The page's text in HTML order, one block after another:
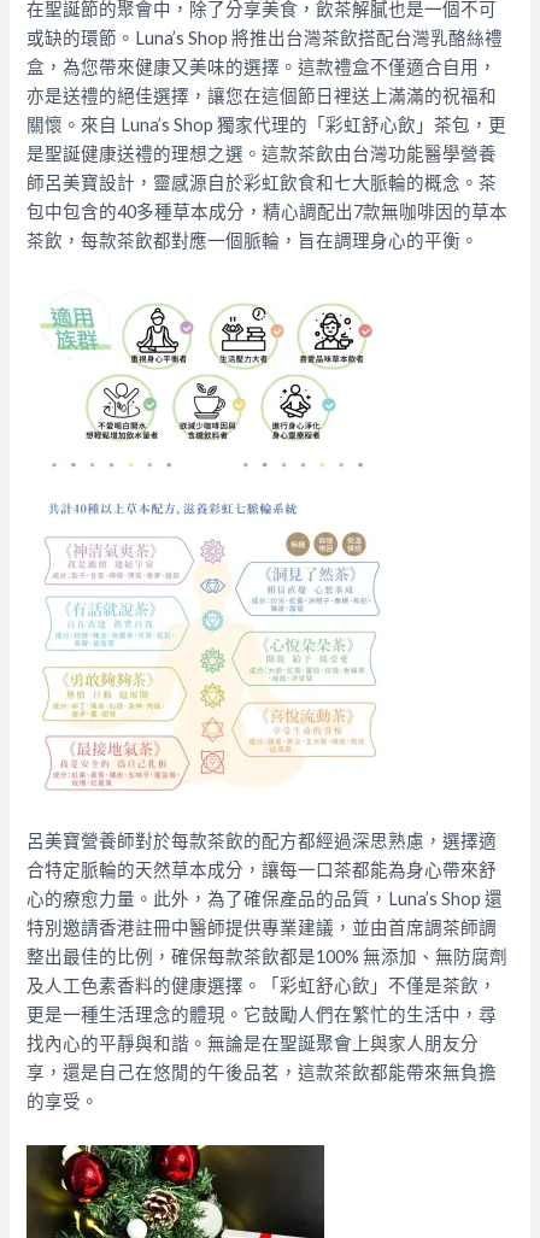
在聖誕節的聚會中，除了分享美食，飲茶解膩也是一個不可
或缺的環節。Luna’s Shop 將推出台灣茶飲搭配台灣乳酪絲禮
盒，為您帶來健康又美味的選擇。這款禮盒不僅適合自用，
亦是送禮的絕佳選擇，讓您在這個節日裡送上滿滿的祝福和
關懷。來自 Luna’s Shop 獨家代理的「彩虹舒心飲」茶包，更
是聖誕健康送禮的理想之選。這款茶飲由台灣功能醫學營養
師呂美寶設計，靈感源自於彩虹飲食和七大脈輪的概念。茶
包中包含的40多種草本成分，精心調配出7款無咖啡因的草本
茶飲，每款茶飲都對應一個脈輪，旨在調理身心的平衡。
呂美寶營養師對於每款茶飲的配方都經過深思熟慮，選擇適
合特定脈輪的天然草本成分，讓每一口茶都能為身心帶來舒
心的療愈力量。此外，為了確保產品的品質，Luna’s Shop 還
特別邀請香港註冊中醫師提供專業建議，並由首席調茶師調
整出最佳的比例，確保每款茶飲都是100% 無添加、無防腐劑
及人工色素香料的健康選擇。「彩虹舒心飲」不僅是茶飲，
更是一種生活理念的體現。它鼓勵人們在繁忙的生活中，尋
找內心的平靜與和諧。無論是在聖誕聚會上與家人朋友分
享，還是自己在悠閒的午後品茗，這款茶飲都能帶來無負擔
的享受。